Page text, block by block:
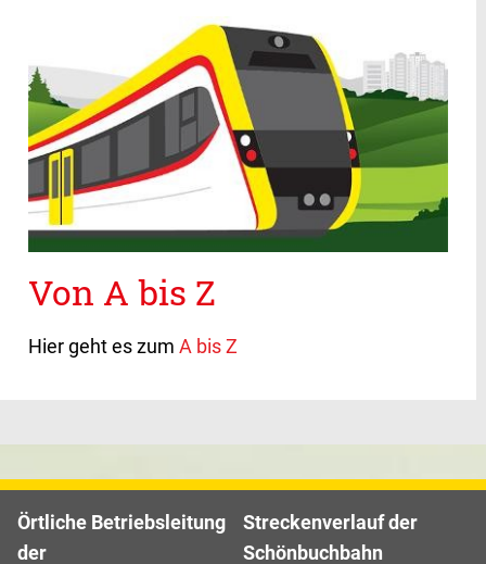
Von A bis Z
Hier geht es zum A bis Z
Örtliche Betriebsleitung
der
Streckenverlauf der
Schönbuchbahn